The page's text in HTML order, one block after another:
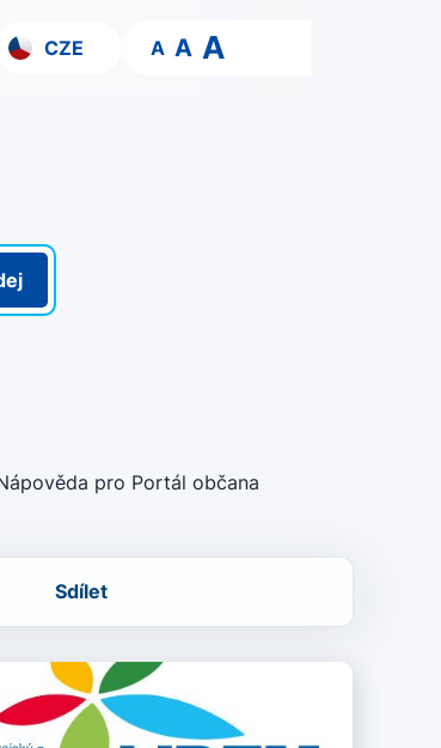
CZE A A A
pro Portál občana
Sdílet